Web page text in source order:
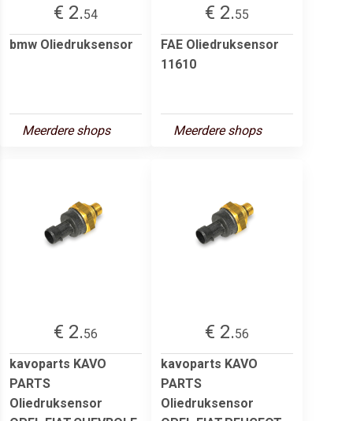
€ 2.54
bmw Oliedruksensor
Meerdere shops
€ 2.55
FAE Oliedruksensor
11610
Meerdere shops
€ 2.56
kavoparts KAVO
PARTS
Oliedruksensor
€ 2.56
kavoparts KAVO
PARTS
Oliedruksensor